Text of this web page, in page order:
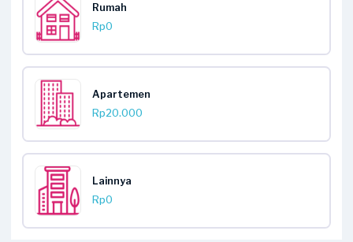
Rumah
Rp0
Apartemen
Rp20.000
Lainnya
Rp0